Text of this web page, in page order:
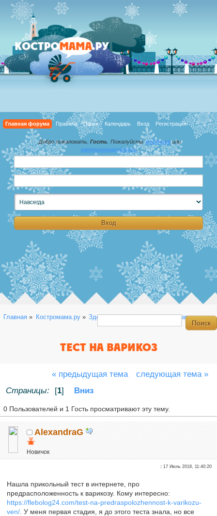
Главная форума Правила Поиск Календарь Вход Регистрация
Добро пожаловать, Гость . Пожалуйста,войдитеили
зарегистрируйтесь.
Главная » Костромама.ру» Здоровье» Общая» Тест на варикоз
ТЕСТ НА ВАРИКОЗ
« предыдущая тема
следующая тема »
Страницы:
[1] Вниз
0 Пользователей и 1 Гость просматривают эту тему.
AlexandraG
Новичок
:17 Июль 2018, 11:40:20
Нашла прикольный тест в интернете, про
предрасположенность к варикозу. Кому интересно:
https://flebolog24.com/test-na-predraspolozhennost-k-varikozu-
ven/ . У меня первая стадия, я до этого теста знала, но все